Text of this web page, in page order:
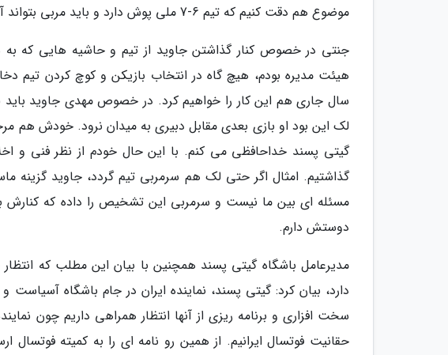
موضوع هم دقت کنیم که تیم 6-7 ملی پوش دارد و باید مربی بتواند آنها را مدیریت کند.
جنتی در خصوص کنار گذاشتن جاوید از تیم و حاشیه هایی که به
هیئت مدیره بودم، هیچ گاه در انتخاب بازیکن و کوچ کردن تیم
سال جاری هم این کار را خواهیم کرد. در خصوص مهدی جاوید باید
لک این بود او بازی بعدی مقابل دبیری به میدان نرود. خودش هم
گیتی پسند خداحافظی می کنم. با این حال خودم از نظر فنی و
گذاشتیم. امثال اگر حتی لک هم سرمربی تیم گردد، جاوید گزینه
مسئله ای بین ما نیست و سرمربی این تشخیص را داده که
دوستش دارم.
مدیرعامل باشگاه گیتی پسند همچنین با بیان این مطلب که
دارد، بیان کرد: گیتی پسند، نماینده ایران در جام باشگاه آسیاست
سخت افزاری و برنامه ریزی از آنها انتظار همراهی داریم چون
حقانیت فوتسال ایرانیم. از همین رو نامه ای را به کمیته فوتسال